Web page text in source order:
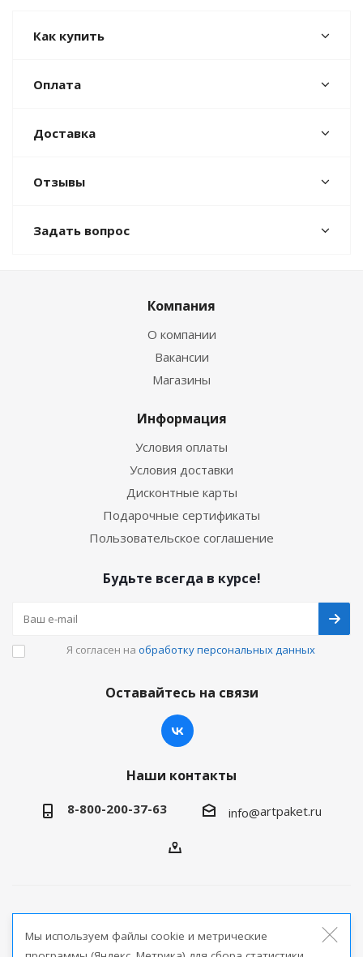
Как купить
Оплата
Доставка
Отзывы
Задать вопрос
Компания
О компании
Вакансии
Магазины
Информация
Условия оплаты
Условия доставки
Дисконтные карты
Подарочные сертификаты
Пользовательское соглашение
Будьте всегда в курсе!
Я согласен на обработку персональных данных
Оставайтесь на связи
Наши контакты
8-800-200-37-63 info@artpaket.ru
продукции
Мы используем файлы cookie и метрические